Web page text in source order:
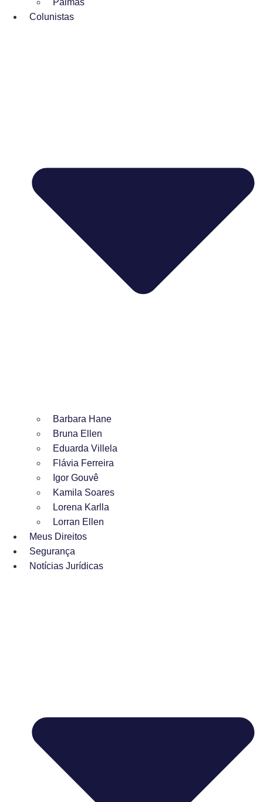
Colunistas
Barbara Hane
Bruna Ellen
Eduarda Villela
Flávia Ferreira
Igor Gouvê
Kamila Soares
Lorena Karlla
Lorran Ellen
Meus Direitos
Segurança
Notícias Jurídicas